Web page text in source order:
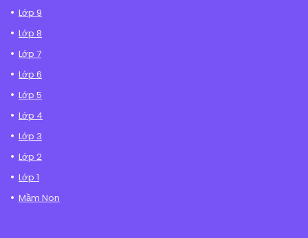
Lớp 9
Lớp 8
Lớp 7
Lớp 6
Lớp 5
Lớp 4
Lớp 3
Lớp 2
Lớp 1
Mầm Non